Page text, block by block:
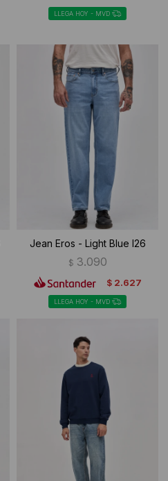
LLEGA HOY - MVD
Jean Eros - Light Blue I26
$ 3.090
$ 2.627
LLEGA HOY - MVD